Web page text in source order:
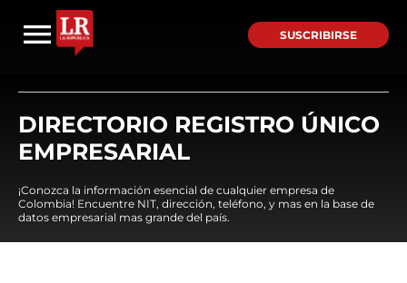
SUSCRIBIRSE
DIRECTORIO REGISTRO ÚNICO
EMPRESARIAL
¡Conozca la información esencial de cualquier empresa de
Colombia! Encuentre NIT, dirección, teléfono, y mas en la base de
datos empresarial mas grande del país.